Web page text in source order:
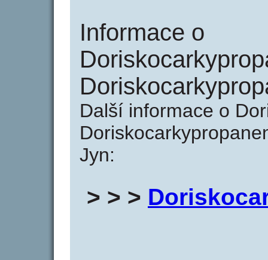
Informace o
Další informace o
Jyn:
> > >